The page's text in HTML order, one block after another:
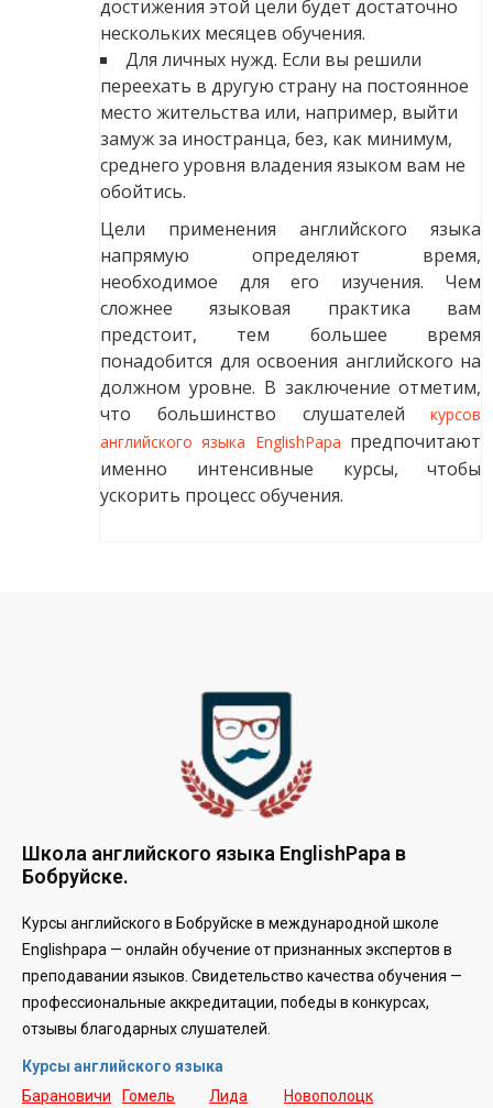
достижения этой цели будет достаточно
нескольких месяцев обучения.
Для личных нужд. Если вы решили
переехать в другую страну на постоянное
место жительства или, например, выйти
замуж за иностранца, без, как минимум,
среднего уровня владения языком вам не
обойтись.
Цели применения английского языка
напрямую определяют время,
необходимое для его изучения. Чем
сложнее языковая практика вам
предстоит, тем большее время
понадобится для освоения английского на
должном уровне. В заключение отметим,
что большинство слушателейкурсов
английского языка EnglishPapa предпочитают
именно интенсивные курсы, чтобы
ускорить процесс обучения.
Школа английского языка EnglishPapa в
Бобруйске.
Курсы английского в Бобруйске в международной школе
Englishpapa — онлайн обучение от признанных экспертов в
преподавании языков. Свидетельство качества обучения —
профессиональные аккредитации, победы в конкурсах,
отзывы благодарных слушателей.
Курсы английского языка
Барановичи
Гомель
Лида
Новополоцк